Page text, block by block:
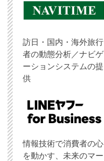
訪日・国内・海外旅行
者の動態分析／ナビゲ
ーションシステムの提
供
情報技術で消費者の心
を動かす、未来のマー